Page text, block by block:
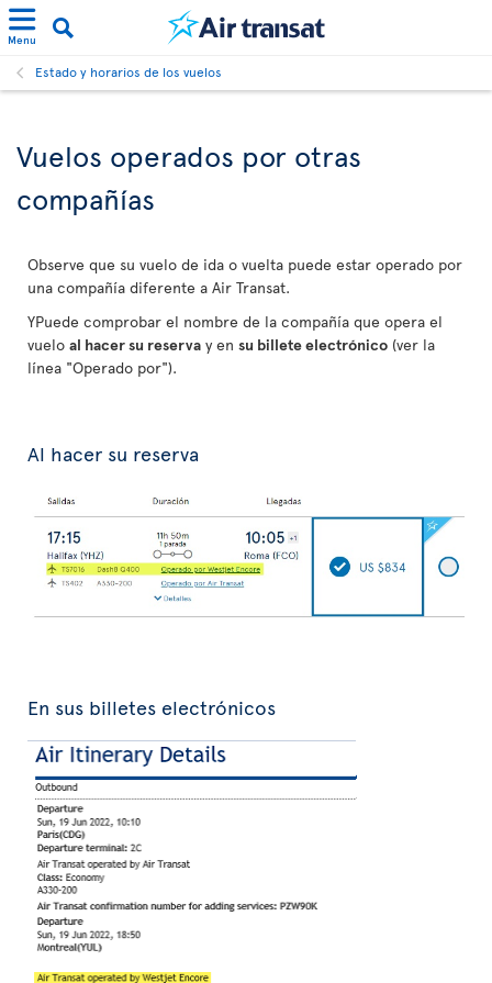
Menu
Estado y horarios de los vuelos
Vuelos operados por otras
compañías
Observe que su vuelo de ida o vuelta puede estar operado por
una compañía diferente a Air Transat.
YPuede comprobar el nombre de la compañía que opera el
vuelo al hacer su reserva y en su billete electrónico (ver la
línea "Operado por").
Al hacer su reserva
En sus billetes electrónicos